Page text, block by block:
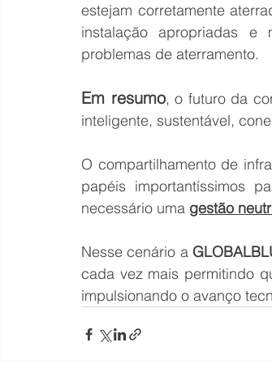
estejam corretamente
instalação apropriadas e
problemas de aterramento.
Em resumo, o futuro da
inteligente, sustentável,
O compartilhamento de
papéis importantíssimos
necessário uma gestão
Nesse cenário a
cada vez mais permitindo
impulsionando o avanço